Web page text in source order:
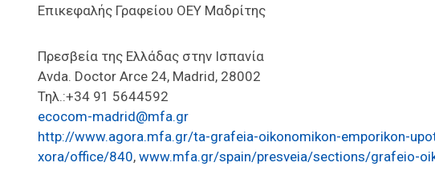
Επικεφαλής Γραφείου ΟΕΥ Μαδρίτης
Πρεσβεία της Ελλάδας στην Ισπανία
Avda. Doctor Arce 24, Madrid, 28002
Τηλ.:+34 91 5644592
ecocom-madrid@mfa.gr
http://www.agora.mfa.gr/ta-grafeia-oikonomikon-emporikon-
xora/office/840, www.mfa.gr/spain/presveia/sections/grafeio-